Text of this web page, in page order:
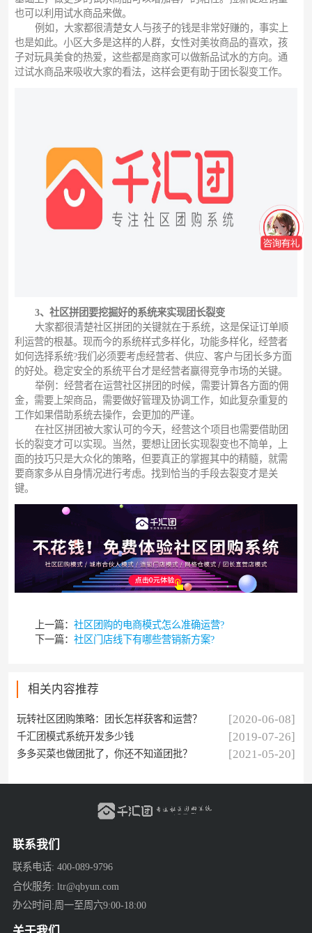
也可以利用试水商品来做。
例如，大家都很清楚女人与孩子的钱是非常好赚的，事实上
也是如此。小区大多是这样的人群，女性对美妆商品的喜欢，孩
子对玩具美食的热爱，这些都是商家可以做新品试水的方向。通
过试水商品来吸收大家的看法，这样会更有助于团长裂变工作。
3、社区拼团要挖掘好的系统来实现团长裂变
大家都很清楚社区拼团的关键就在于系统，这是保证订单顺
利运营的根基。现而今的系统样式多样化，功能多样化，经营者
如何选择系统?我们必须要考虑经营者、供应、客户与团长多方面
的好处。稳定安全的系统平台才是经营者赢得竞争市场的关键。
举例：经营者在运营社区拼团的时候，需要计算各方面的佣
金，需要上架商品，需要做好管理及协调工作，如此复杂重复的
工作如果借助系统去操作，会更加的严谨。
在社区拼团被大家认可的今天，经营这个项目也需要借助团
长的裂变才可以实现。当然，要想让团长实现裂变也不简单，上
面的技巧只是大众化的策略，但要真正的掌握其中的精髓，就需
要商家多从自身情况进行考虑。找到恰当的手段去裂变才是关
键。
上一篇：社区团购的电商模式怎么准确运营?
下一篇：社区门店线下有哪些营销新方案?
相关内容推荐
玩转社区团购策略：团长怎样获客和运营？ [2020-06-08]
千汇团模式系统开发多少钱 [2019-07-26]
多多买菜也做团批了，你还不知道团批？ [2021-05-20]
联系我们
联系电话: 400-089-9796
合伙服务: ltr@qbyun.com
办公时间:周一至周六9:00-18:00